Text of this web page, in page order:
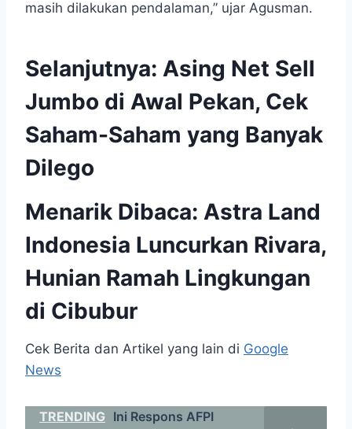
masih dilakukan pendalaman,” ujar Agusman.
Selanjutnya: Asing Net Sell
Jumbo di Awal Pekan, Cek
Saham-Saham yang Banyak
Dilego
Menarik Dibaca: Astra Land
Indonesia Luncurkan Rivara,
Hunian Ramah Lingkungan
di Cibubur
Cek Berita dan Artikel yang lain di Google
News
TRENDING Ini Respons AFPI